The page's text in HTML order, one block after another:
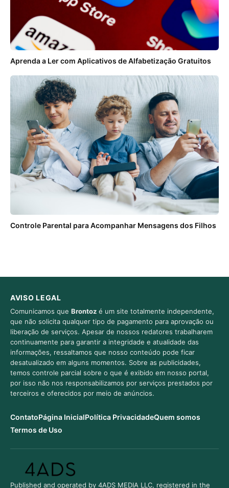
Aprenda a Ler com Aplicativos de Alfabetização Gratuitos
Controle Parental para Acompanhar Mensagens dos Filhos
AVISO LEGAL
Comunicamos que Brontoz é um site totalmente independente,
que não solicita qualquer tipo de pagamento para aprovação ou
liberação de serviços. Apesar de nossos redatores trabalharem
continuamente para garantir a integridade e atualidade das
informações, ressaltamos que nosso conteúdo pode ficar
desatualizado em alguns momentos. Sobre as publicidades,
temos controle parcial sobre o que é exibido em nosso portal,
por isso não nos responsabilizamos por serviços prestados por
terceiros e oferecidos por meio de anúncios.
ContatoPágina InicialPolítica PrivacidadeQuem somos
Termos de Uso
Published and operated by 4ADS MEDIA LLC, registered in the